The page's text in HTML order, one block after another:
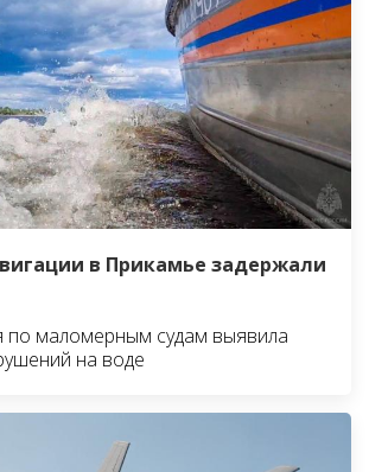
в Прикамье задержали
по маломерным судам выявила
на воде